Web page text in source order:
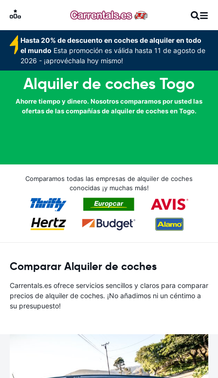
Hasta 20% de descuento en coches de alquiler en todo
el mundo Esta promoción es válida hasta 11 de agosto de
2026 - ¡aprovéchala hoy mismo!
Alquiler de coches Togo
Ahorre tiempo y dinero. Nosotros comparamos por usted las
ofertas de las compañías de alquiler de coches en Togo.
Comparamos todas las empresas de alquiler de coches
conocidas ¡y muchas más!
Comparar Alquiler de coches
Carrentals.es ofrece servicios sencillos y claros para comparar
precios de alquiler de coches. ¡No añadimos ni un céntimo a
su presupuesto!